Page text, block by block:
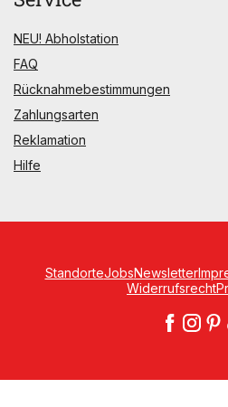
NEU! Abholstation
FAQ
Rücknahmebestimmungen
Zahlungsarten
Reklamation
Hilfe
StandorteJobsNewsletter
Widerrufsrecht